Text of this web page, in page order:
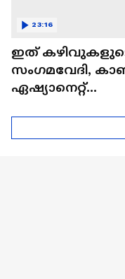
ഇത്
സംഗമവേദി,
ഏഷ്യാനെറ്റ്
23:16